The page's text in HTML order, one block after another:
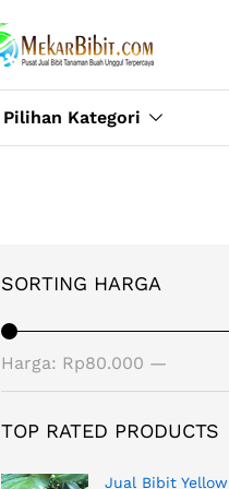
Pilihan Kategori
SORTING HARGA
Harga: Rp80.000 —
TOP RATED PRODUCTS
Jual Bibit Yellow